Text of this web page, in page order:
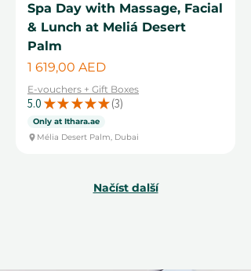
Spa Day with Massage, Facial
& Lunch at Meliá Desert
Palm
Cena
1 619,00 AED
E-vouchers + Gift Boxes
5.0 ★ ★ ★ ★ ★ 3
3
Only at Ithara.ae
Mélia Desert Palm, Dubai
Načíst další